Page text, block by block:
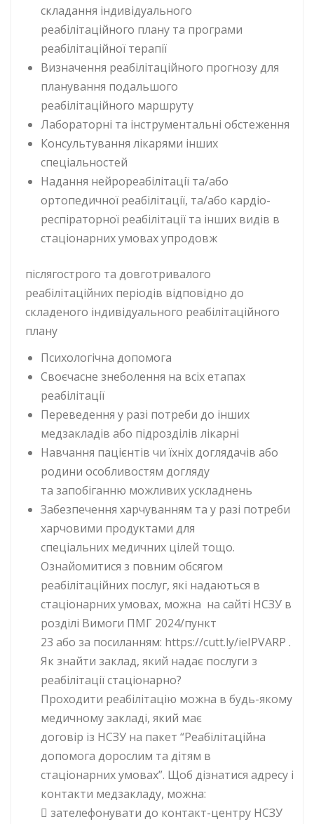
складання індивідуального
реабілітаційного плану та програми
реабілітаційної терапії
Визначення реабілітаційного прогнозу для
планування подальшого
реабілітаційного маршруту
Лабораторні та інструментальні обстеження
Консультування лікарями інших
спеціальностей
Надання нейрореабілітації та/або
ортопедичної реабілітації, та/або кардіо-
респіраторної реабілітації та інших видів в
стаціонарних умовах упродовж
післягострого та довготривалого
реабілітаційних періодів відповідно до
складеного індивідуального реабілітаційного
плану
Психологічна допомога
Своєчасне знеболення на всіх етапах
реабілітації
Переведення у разі потреби до інших
медзакладів або підрозділів лікарні
Навчання пацієнтів чи їхніх доглядачів або
родини особливостям догляду
та запобіганню можливих ускладнень
Забезпечення харчуванням та у разі потреби
харчовими продуктами для
спеціальних медичних цілей тощо.
Ознайомитися з повним обсягом
реабілітаційних послуг, які надаються в
стаціонарних умовах, можна на сайті НСЗУ в
розділі Вимоги ПМГ 2024/пункт
23 або за посиланням: https://cutt.ly/ieIPVARP .
Як знайти заклад, який надає послуги з
реабілітації стаціонарно?
Проходити реабілітацію можна в будь-якому
медичному закладі, який має
договір із НСЗУ на пакет “Реабілітаційна
допомога дорослим та дітям в
стаціонарних умовах”. Щоб дізнатися адресу і
контакти медзакладу, можна:
 зателефонувати до контакт-центру НСЗУ